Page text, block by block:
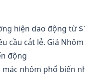
hiện dao động từ
cầu cắt lẻ. Giá
động
nhôm phổ biến